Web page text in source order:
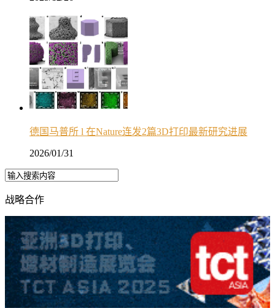
德国马普所 l 在Nature连发2篇3D打印最新研究进展
2026/01/31
战略合作